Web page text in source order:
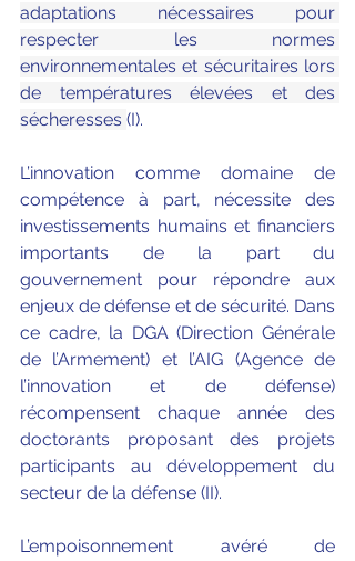
adaptations nécessaires pour
respecter les normes
environnementales et sécuritaires lors
de températures élevées et des
sécheresses (I).
L’innovation comme domaine de
compétence à part, nécessite des
investissements humains et financiers
importants de la part du
gouvernement pour répondre aux
enjeux de défense et de sécurité. Dans
ce cadre, la DGA (Direction Générale
de l’Armement) et l’AIG (Agence de
l’innovation et de défense)
récompensent chaque année des
doctorants proposant des projets
participants au développement du
secteur de la défense (II).
L’empoisonnement avéré de